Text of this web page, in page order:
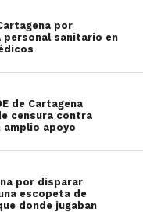
por
personal sanitario en
de Cartagena
censura contra
amplio apoyo
por disparar
escopeta de
donde jugaban